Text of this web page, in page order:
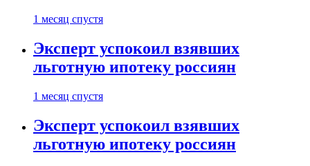
1 месяц спустя
Эксперт успокоил взявших
льготную ипотеку россиян
1 месяц спустя
Эксперт успокоил взявших
льготную ипотеку россиян